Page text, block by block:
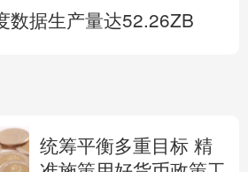
数据生产量达52.26ZB
统筹平衡多重目标 精